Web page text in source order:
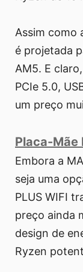
Assim como
é projetada
AM5. E
PCIe 5.0,
um preço
Placa-Mãe
Embora a
seja uma
PLUS WIFI
preço ainda
design de
Ryzen